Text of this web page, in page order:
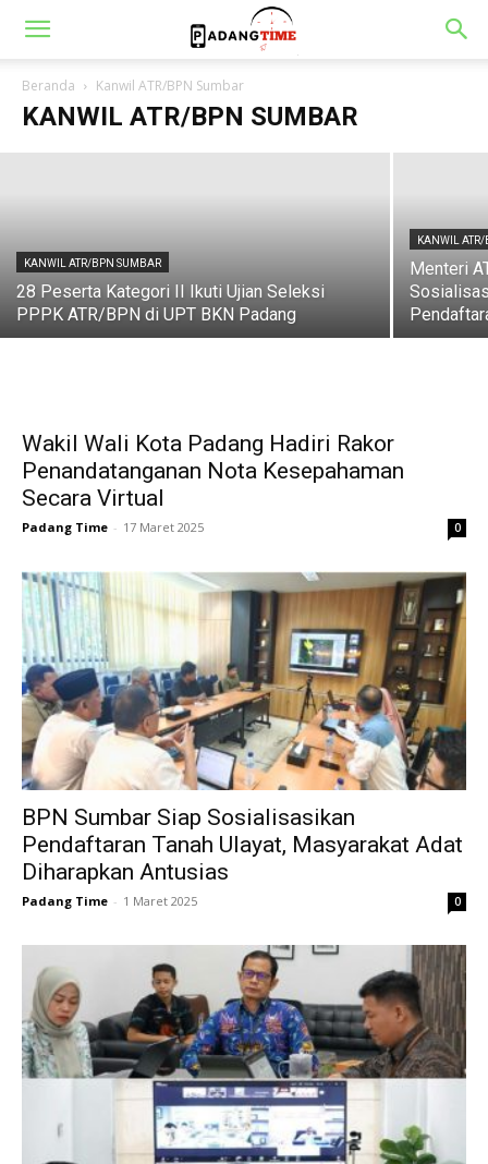
Beranda Kanwil ATR/BPN Sumbar
KANWIL ATR/BPN SUMBAR
BPN KOTA PADANG
Kantor Pertanahan Kota Padang Teken
Komitmen Menuju Zona Integritas WBK
Padang Time - 5 Mei 2025
KANWIL ATR/BPN SUMBAR
28 Peserta Kategori II Ikuti Ujian Seleksi
PPPK ATR/BPN di UPT BKN Padang
KANWIL
Menteri
Wakil Wali Kota Padang Hadiri Rakor
Penandatanganan Nota Kesepahaman
Secara Virtual
Padang Time - 17 Maret 2025 0
BPN Sumbar Siap Sosialisasikan
Pendaftaran Tanah Ulayat, Masyarakat Adat
Diharapkan Antusias
Padang Time - 1 Maret 2025 0